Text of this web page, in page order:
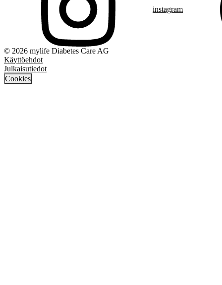
instagram
© 2026 mylife Diabetes Care AG
Käyttöehdot
Julkaisutiedot
Cookies